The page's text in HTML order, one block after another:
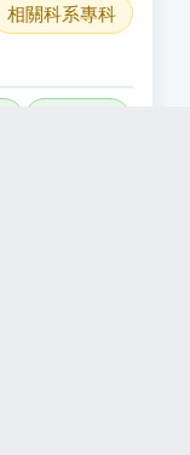
相關科系專科